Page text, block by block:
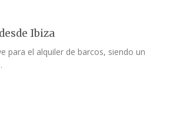
Ibiza
para el alquiler de barcos, siendo un